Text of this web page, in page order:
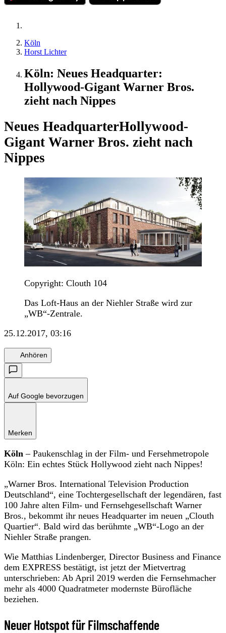
Köln
Horst Lichter
Köln: Neues Headquarter:
Hollywood-Gigant Warner Bros.
zieht nach Nippes
Neues HeadquarterHollywood-
Gigant Warner Bros. zieht nach
Nippes
Copyright: Clouth 104
Das Loft-Haus an der Niehler Straße wird zur
„WB“-Zentrale.
25.12.2017, 03:16
Anhören
Auf Google bevorzugen
Merken
Köln – Paukenschlag in der Film- und Fersehmetropole
Köln: Ein echtes Stück Hollywood zieht nach Nippes!
„Warner Bros. International Television Production
Deutschland“, eine Tochtergesellschaft der legendären, fast
100 Jahre alten Film- und Fernsehgesellschaft Warner
Bros., bekommt ihr neues Headquarter im neuen „Clouth
Quartier“. Bald wird das berühmte „WB“-Logo an der
Niehler Straße prangen.
Wie Matthias Lindenberger, Director Business and Finance
dem EXPRESS bestätigt, ist jetzt der Mietvertrag
unterschrieben: Ab April 2019 werden die Fernsehmacher
mehr als 4000 Quadratmeter modernste Bürofläche
beziehen.
Neuer Hotspot für Filmschaffende